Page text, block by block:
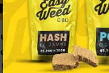
EASY
parfait entre
riche en
touche de